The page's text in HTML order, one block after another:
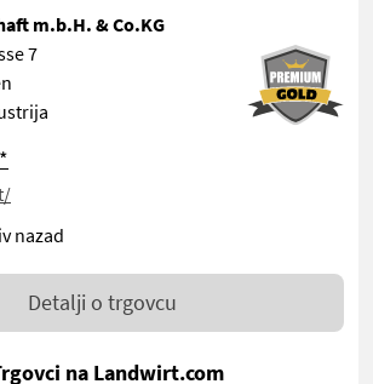
m.b.H. & Co.KG
7
nazad
Detalji o trgovcu
na Landwirt.com